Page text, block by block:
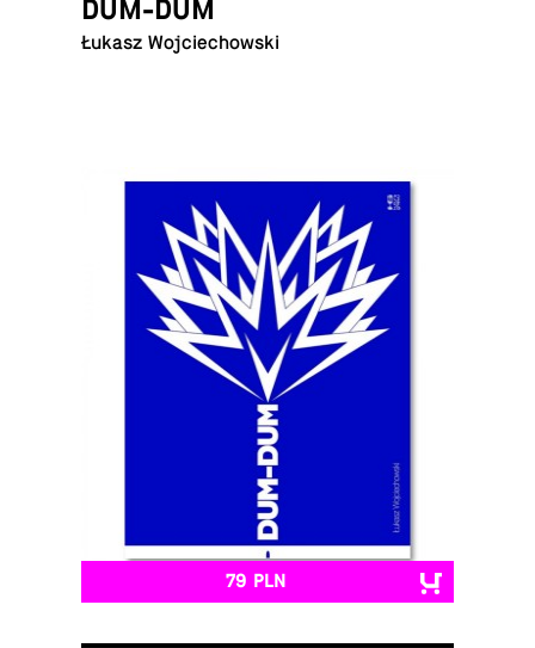
DUM-DUM
Łukasz Wojciechowski
79 PLN